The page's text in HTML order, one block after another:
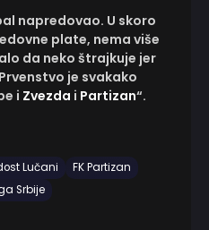
napredovao. U skoro
plate, nema više
da neko štrajkuje jer
je svakako
i Zvezda i Partizan“.
Lučani
FK Partizan
Srbije